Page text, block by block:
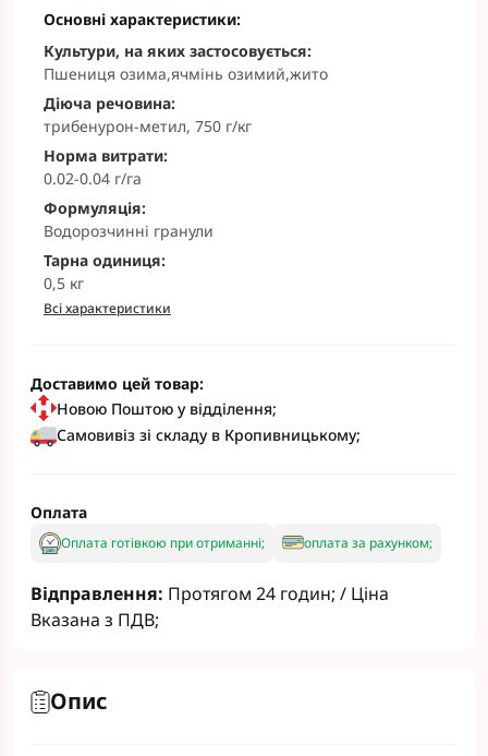
Основні характеристики:
Культури, на яких застосовується:
Пшениця озима,ячмінь озимий,жито
Діюча речовина:
трибенурон-метил, 750 г/кг
Норма витрати:
0.02-0.04 г/га
Формуляція:
Водорозчинні гранули
Тарна одиниця:
0,5 кг
Всі характеристики
Доставимо цей товар:
Новою Поштою у відділення;
Самовивіз зі складу в Кропивницькому;
Оплата
Оплата готівкою при отриманні; оплата за рахунком;
Відправлення: Протягом 24 годин; / Ціна
Вказана з ПДВ;
Опис